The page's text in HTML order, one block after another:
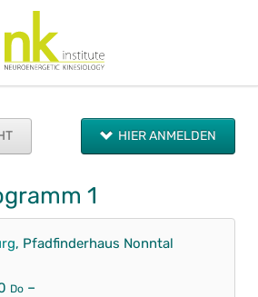
HIER ANMELDEN
1
, Pfadfinderhaus Nonntal
Do–